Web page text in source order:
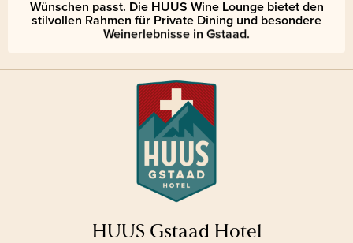
Wünschen passt. Die HUUS Wine Lounge bietet den
stilvollen Rahmen für Private Dining und besondere
Weinerlebnisse in Gstaad.
HUUS Gstaad Hotel